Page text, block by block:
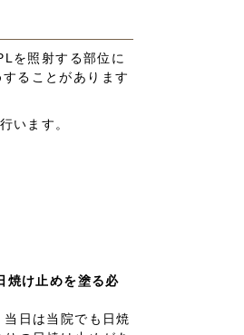
を照射する部位に
ることがあります
います。
焼け止めを塗る必
日は当院でも日焼